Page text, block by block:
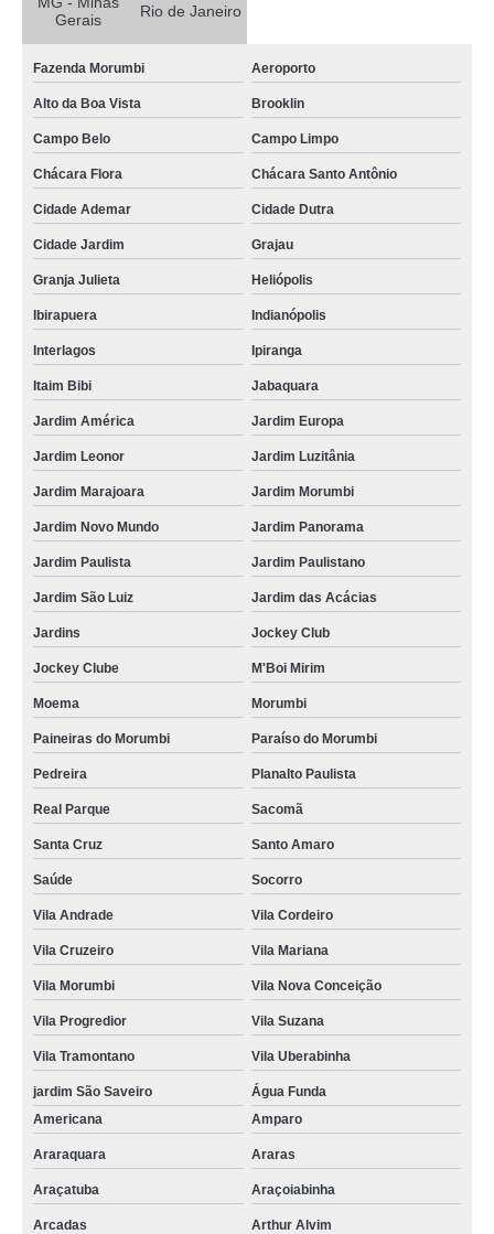
custo de destruição documentos públicos Planalto Paulista
procuro por destruição documentos contabilísticos Francisco Morato
destruição de documento Brasilândia
procuro por destruição documentos confidenciais Belo Horizonte
destruição documentos confidenciais Juquitiba
procuro por destruição de documentos sigilosos Jardim São Paulo
custo de destruição de documento Franco da Rocha
destruição documentos Bacaetava
custo de recolha e destruição de documentos Vila Medeiros
custo de destruição documentos contabilísticos Real Parque
procuro por destruir documentos confidenciais Pedreira
custo de destruição documentos Chácara Santo Antônio
destruição de documentos confidenciais Taboão da Serra
destruição documentos públicos Cardeal
destruição documentos empresariais Vila Mariana
destruição documentos empresariais Jandira
procuro por destruição documentos confidenciais Batatuba
custo de destruição documentos contabilísticos Votuporanga
custo de destruição documentos confidenciais Americana
custo de recolha e destruição de documentos Santo Amaro
custo de destruir documentos confidenciais Alphaville
procuro por destruir documentos confidenciais Minas Gerais
procuro por destruição documentos contabilísticos Embu Guaçú
destruição documentos empresariais valores Murundu
procuro por destruição documentos administrativos Grajau
custo de destruição de documentos sigilosos Vale do Paraíba
procuro por destruição de documento Vila Guilherme
procuro por destruição documentos Itaim Bibi
custo de destruição documentos empresariais Jacareí
Gerais
Rio de Janeiro
Fazenda Morumbi Aeroporto
Alto da Boa Vista Brooklin
Campo Belo Campo Limpo
Chácara Flora Chácara Santo Antônio
Cidade Ademar Cidade Dutra
Cidade Jardim Grajau
Granja Julieta Heliópolis
Ibirapuera Indianópolis
Interlagos Ipiranga
Itaim Bibi Jabaquara
Jardim América Jardim Europa
Jardim Leonor Jardim Luzitânia
Jardim Marajoara Jardim Morumbi
Jardim Novo Mundo Jardim Panorama
Jardim Paulista Jardim Paulistano
Jardim São Luiz Jardim das Acácias
Jardins Jockey Club
Jockey Clube M'Boi Mirim
Moema Morumbi
Paineiras do Morumbi Paraíso do Morumbi
Pedreira Planalto Paulista
Real Parque Sacomã
Santa Cruz Santo Amaro
Saúde Socorro
Vila Andrade Vila Cordeiro
Vila Cruzeiro Vila Mariana
Vila Morumbi Vila Nova Conceição
Vila Progredior Vila Suzana
Vila Tramontano Vila Uberabinha
jardim São Saveiro
Água Funda
Americana
Amparo
Araraquara Araras
Araçatuba Araçoiabinha
Arcadas Arthur Alvim